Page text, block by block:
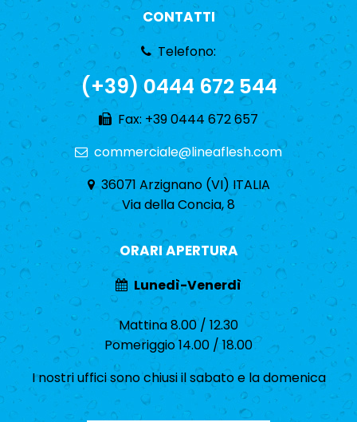
CONTATTI
Telefono:
(+39) 0444 672 544
Fax: +39 0444 672 657
commerciale@lineaflesh.com
36071 Arzignano (VI) ITALIA
Via della Concia, 8
ORARI APERTURA
Lunedì-Venerdì
Mattina 8.00 / 12.30
Pomeriggio 14.00 / 18.00
I nostri uffici sono chiusi il sabato e la domenica